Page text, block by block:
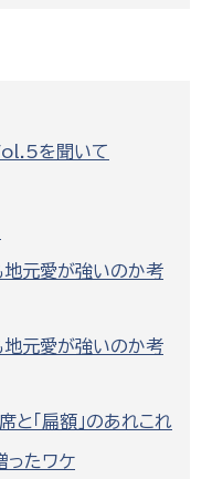
を聞いて
元愛が強いのか考
元愛が強いのか考
と「扁額」のあれこれ
ったワケ